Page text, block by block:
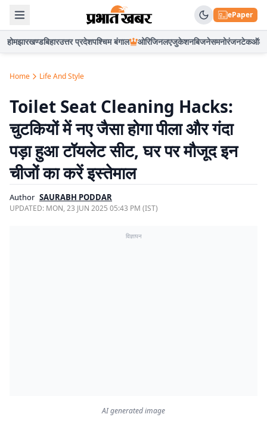
ePaper
होमझारखण्डबिहारउत्तर प्रदेशपश्चिम बंगाल ओरिजिनलएजुकेशनबिजनेसमनोरंजनटेकऑटो
Home Life And Style
Toilet Seat Cleaning Hacks:
चुटकियों में नए जैसा होगा पीला और गंदा
पड़ा हुआ टॉयलेट सीट, घर पर मौजूद इन
चीजों का करें इस्तेमाल
Author SAURABH PODDAR
UPDATED: MON, 23 JUN 2025 05:43 PM (IST)
विज्ञापन
AI generated image